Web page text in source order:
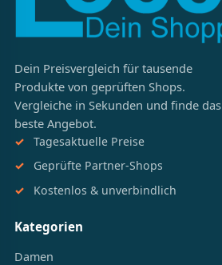
Dein Preisvergleich für tausende
Produkte von geprüften Shops.
Vergleiche in Sekunden und finde das
beste Angebot.
Tagesaktuelle Preise
Geprüfte Partner-Shops
Kostenlos & unverbindlich
Kategorien
Damen